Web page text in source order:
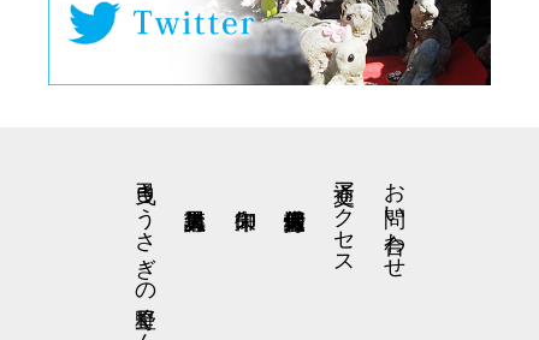
お問い合わせ
交通アクセス
弓曳きうさぎの星野くん